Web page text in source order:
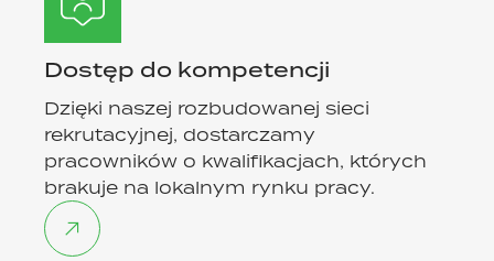
Dostęp do kompetencji
Dzięki naszej rozbudowanej sieci
rekrutacyjnej, dostarczamy
pracowników o kwalifikacjach, których
brakuje na lokalnym rynku pracy.